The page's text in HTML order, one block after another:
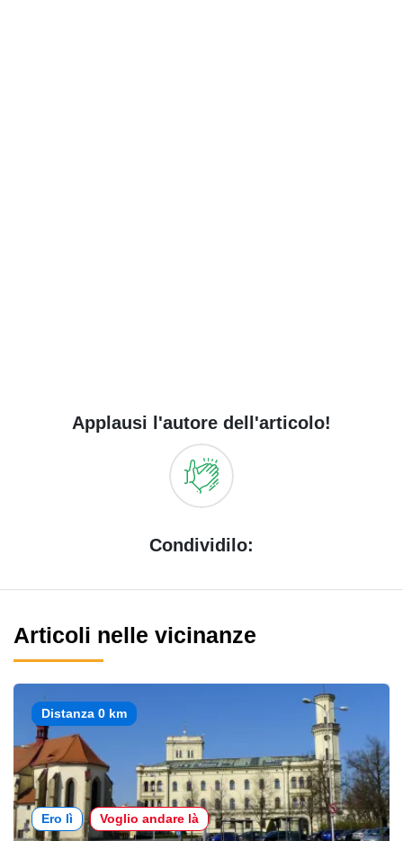
Applausi l'autore dell'articolo!
Condividilo:
Articoli nelle vicinanze
Distanza 0 km
Ero lì Voglio andare là